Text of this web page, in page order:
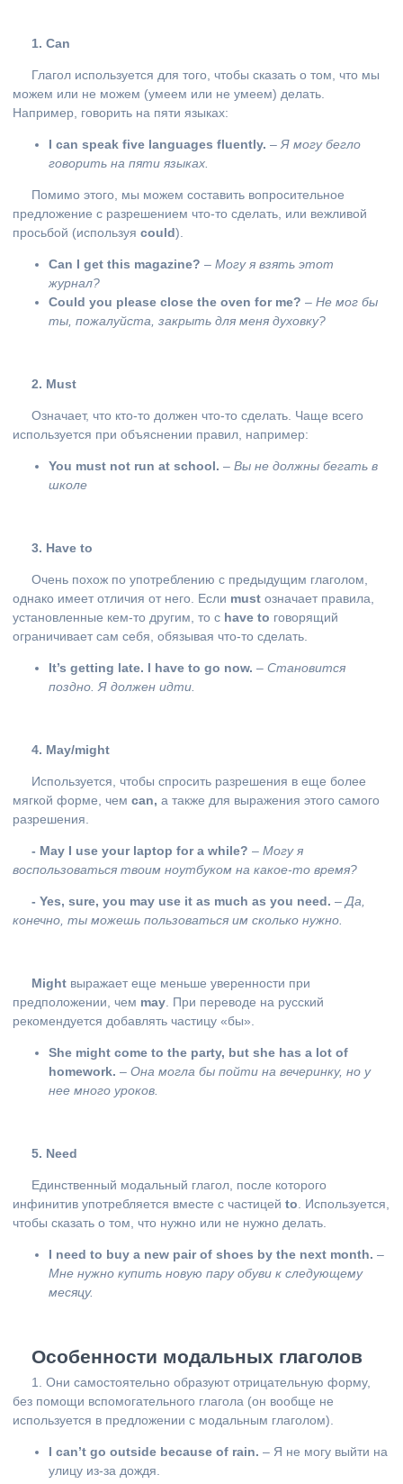
1. Can
Глагол используется для того, чтобы сказать о том, что мы
можем или не можем (умеем или не умеем) делать.
Например, говорить на пяти языках:
I can speak five languages fluently. – Я могу бегло
говорить на пяти языках.
Помимо этого, мы можем составить вопросительное
предложение с разрешением что-то сделать, или вежливой
просьбой (используя could).
Сan I get this magazine? – Могу я взять этот
журнал?
Could you please close the oven for me? – Не мог бы
ты, пожалуйста, закрыть для меня духовку?
2. Must
Означает, что кто-то должен что-то сделать. Чаще всего
используется при объяснении правил, например:
You must not run at school. – Вы не должны бегать в
школе
3. Have to
Очень похож по употреблению с предыдущим глаголом,
однако имеет отличия от него. Если must означает правила,
установленные кем-то другим, то с have to говорящий
ограничивает сам себя, обязывая что-то сделать.
It’s getting late. I have to go now. – Становится
поздно. Я должен идти.
4. May/might
Используется, чтобы спросить разрешения в еще более
мягкой форме, чем can, а также для выражения этого самого
разрешения.
- May I use your laptop for a while? – Могу я
воспользоваться твоим ноутбуком на какое-то время?
- Yes, sure, you may use it as much as you need. – Да,
конечно, ты можешь пользоваться им сколько нужно.
Might выражает еще меньше уверенности при
предположении, чем may . При переводе на русский
рекомендуется добавлять частицу «бы».
She might come to the party, but she has a lot of
homework. – Она могла бы пойти на вечеринку, но у
нее много уроков.
5. Need
Единственный модальный глагол, после которого
инфинитив употребляется вместе с частицей to . Используется,
чтобы сказать о том, что нужно или не нужно делать.
I need to buy a new pair of shoes by the next month. –
Мне нужно купить новую пару обуви к следующему
месяцу.
Особенности модальных глаголов
1. Они самостоятельно образуют отрицательную форму,
без помощи вспомогательного глагола (он вообще не
используется в предложении с модальным глаголом).
I can’t go outside because of rain. – Я не могу выйти на
улицу из-за дождя.